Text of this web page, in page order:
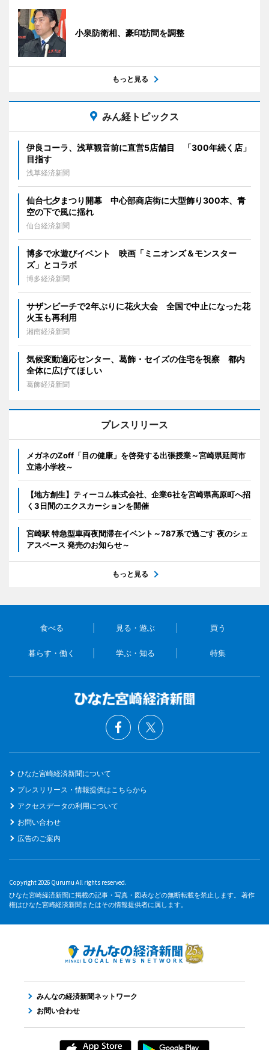
小泉防衛相、豪印訪問を調整
もっと見る
みん経トピックス
伊良コーラ、浅草観音前に直営5店舗目 「300年続く店」
目指す
浅草経済新聞
仙台七夕まつり開幕 中心部商店街に大型飾り300本、青
空の下で風に揺れ
仙台経済新聞
博多で水遊びイベント 映画「ミニオンズ＆モンスター
ズ」とコラボ
博多経済新聞
サザンビーチで2年ぶりに花火大会 全国で中止になった花
火玉も再利用
湘南経済新聞
気候変動適応センター、葛飾・セイズの住宅を視察 都内
全体に広げてほしい
葛飾経済新聞
プレスリリース
メガネのZoff「目の健康」を啓発する出張授業～宮崎県延岡市
立港小学校～
【地方創生】ティーコム株式会社、企業6社を宮崎県高原町へ招
く3日間のエクスカーションを開催
宮崎駅 特急型車両夜間滞在イベント～787系で過ごす 夜のシェ
アスペース 発売のお知らせ～
もっと見る
食べる 見る・遊ぶ 買う
暮らす・働く 学ぶ・知る 特集
ひなた宮崎経済新聞について
プレスリリース・情報提供はこちらから
アクセスデータの利用について
お問い合わせ
広告のご案内
Copyright 2026 Qurumu All rights reserved.
ひなた宮崎経済新聞に掲載の記事・写真・図表などの無断転載を禁止します。 著作
権はひなた宮崎経済新聞またはその情報提供者に属します。
みんなの経済新聞ネットワーク
お問い合わせ